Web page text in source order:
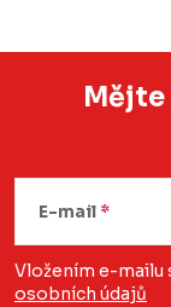
á
a
E-mail
Vložením e-mailu
osobních údajů